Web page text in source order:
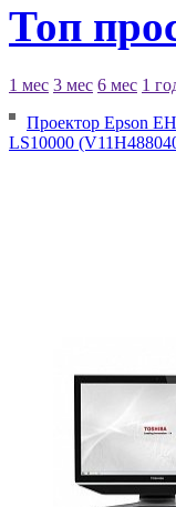
Топ
1 мес 3 мес 6 мес 1
Проектор Epson
LS10000